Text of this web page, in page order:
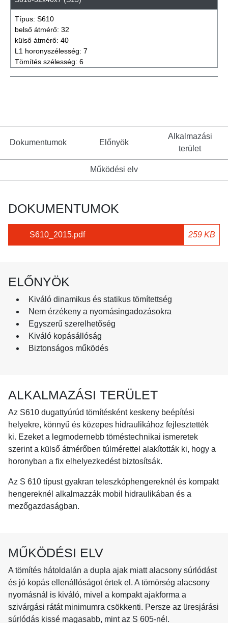
Típus: S610
belső átmérő: 32
külső átmérő: 40
L1 horonyszélesség: 7
Tömítés szélesség: 6
Dokumentumok Előnyök
Alkalmazási
terület
Működési elv
DOKUMENTUMOK
S610_2015.pdf 259 KB
ELŐNYÖK
Kiváló dinamikus és statikus tömítettség
Nem érzékeny a nyomásingadozásokra
Egyszerű szerelhetőség
Kiváló kopásállóság
Biztonságos működés
ALKALMAZÁSI TERÜLET
Az S610 dugattyúrúd tömítésként keskeny beépítési
helyekre, könnyű és közepes hidraulikához fejlesztették
ki. Ezeket a legmodernebb töméstechnikai ismeretek
szerint a külső átmérőben túlmérettel alakították ki, hogy a
horonyban a fix elhelyezkedést biztosítsák.
Az S 610 típust gyakran teleszkóphengereknél és kompakt
hengereknél alkalmazzák mobil hidraulikában és a
mezőgazdaságban.
MŰKÖDÉSI ELV
A tömítés hátoldalán a dupla ajak miatt alacsony súrlódást
és jó kopás ellenállóságot értek el. A tömörség alacsony
nyomásnál is kiváló, mivel a kompakt ajakforma a
szivárgási rátát minimumra csökkenti. Persze az üresjárási
súrlódás kissé magasabb, mint az S 605-nél.